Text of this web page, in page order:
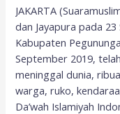
JAKARTA
dan Jayapura pada
Kabupaten
September 2019,
meninggal dunia,
warga, ruko,
Da’wah Islamiyah